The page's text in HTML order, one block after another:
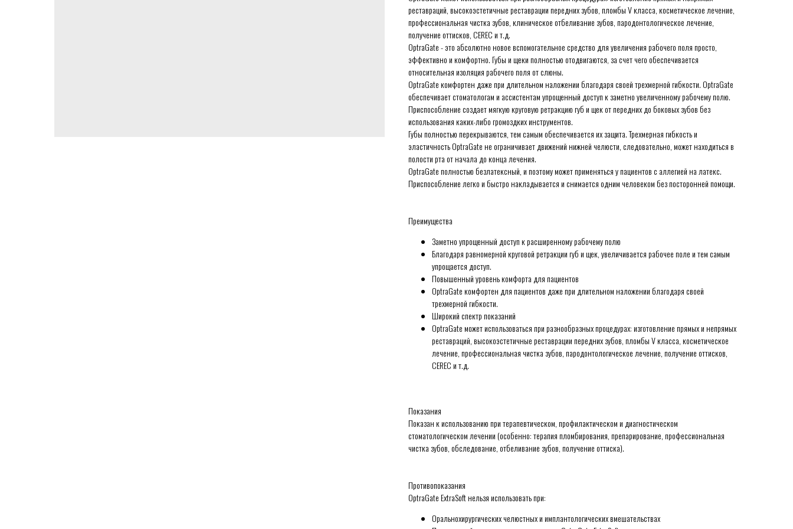
реставраций, высокоэстетичные реставрации передних зубов, пломбы V класса, косметическое лечение,
профессиональная чистка зубов, клиническое отбеливание зубов, пародонтологическое лечение,
получение оттисков, CEREC и т.д.
OptraGate - это абсолютно новое вспомогательное средство для увеличения рабочего поля просто,
эффективно и комфортно. Губы и щеки полностью отодвигаются, за счет чего обеспечивается
относительная изоляция рабочего поля от слюны.
OptraGate комфортен даже при длительном наложении благодаря своей трехмерной гибкости. OptraGate
обеспечивает стоматологам и ассистентам упрощенный доступ к заметно увеличенному рабочему полю.
Приспособление создает мягкую круговую ретракцию губ и щек от передних до боковых зубов без
использования каких-либо громоздких инструментов.
Губы полностью перекрываются, тем самым обеспечивается их защита. Трехмерная гибкость и
эластичность OptraGate не ограничивает движений нижней челюсти, следовательно, может находиться в
полости рта от начала до конца лечения.
OptraGate полностью безлатексный, и поэтому может применяться у пациентов с аллегией на латекс.
Приспособление легко и быстро накладывается и снимается одним человеком без посторонней помощи.
Преимущества
Заметно упрощенный доступ к расширенному рабочему полю
Благодаря равномерной круговой ретракции губ и щек, увеличивается рабочее поле и тем самым
упрощается доступ.
Повышенный уровень комфорта для пациентов
OptraGate комфортен для пациентов даже при длительном наложении благодаря своей
трехмерной гибкости.
Широкий спектр показаний
OptraGate может использоваться при разнообразных процедурах: изготовление прямых и непрямых
реставраций, высокоэстетичные реставрации передних зубов, пломбы V класса, косметическое
лечение, профессиональная чистка зубов, пародонтологическое лечение, получение оттисков,
CEREC и т.д.
Показания
Показан к использованию при терапевтическом, профилактическом и диагностическом
стоматологическом лечении (особенно: терапия пломбирования, препарирование, профессиональная
чистка зубов, обследование, отбеливание зубов, получение оттиска).
Противопоказания
OptraGate ExtraSoft нельзя использовать при:
Оральнохирургических челюстных и имплантологических вмешательствах